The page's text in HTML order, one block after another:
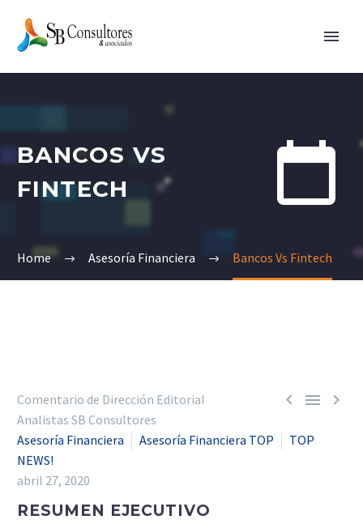


BANCOS VS
FINTECH
Home Asesoría Financiera Bancos Vs Fintech
  
Comentario de Dirección Editorial
Analistas SB Consultores
Asesoría Financiera
Asesoría Financiera TOP
TOP
NEWS!
abril 27, 2020
RESUMEN EJECUTIVO